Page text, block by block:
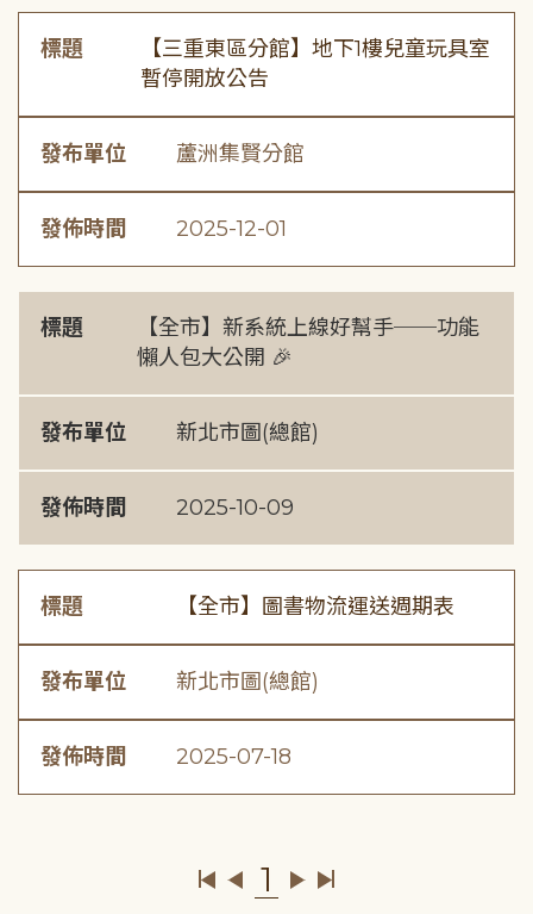
標題
【三重東區分館】地下1樓兒童玩具室
暫停開放公告
發布單位 蘆洲集賢分館
發佈時間 2025-12-01
標題
【全市】新系統上線好幫手──功能
懶人包大公開 🎉
發布單位 新北市圖(總館)
發佈時間 2025-10-09
標題 【全市】圖書物流運送週期表
發布單位 新北市圖(總館)
發佈時間 2025-07-18
1